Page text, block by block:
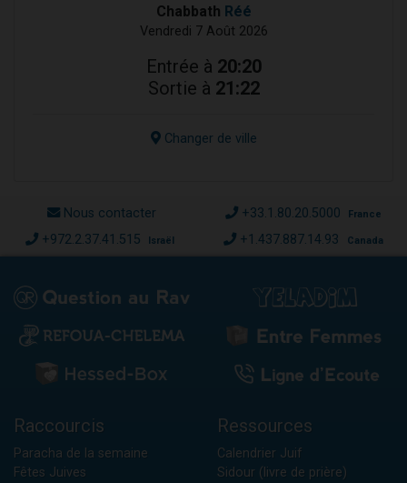
Chabbath Réé
Vendredi 7 Août 2026
Entrée à 20:20
Sortie à 21:22
Changer de ville
Nous contacter +33.1.80.20.5000 France
+972.2.37.41.515 Israël +1.437.887.14.93 Canada
Raccourcis
Paracha de la semaine
Fêtes Juives
Ressources
Calendrier Juif
Sidour (livre de prière)